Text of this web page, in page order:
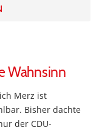
Wahnsinn
Merz ist
Bisher dachte
der CDU-